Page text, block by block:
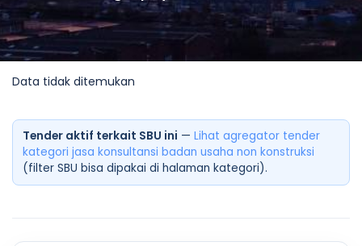
Data tidak ditemukan
Tender aktif terkait SBU ini — Lihat agregator tender
kategori jasa konsultansi badan usaha non konstruksi
(filter SBU bisa dipakai di halaman kategori).